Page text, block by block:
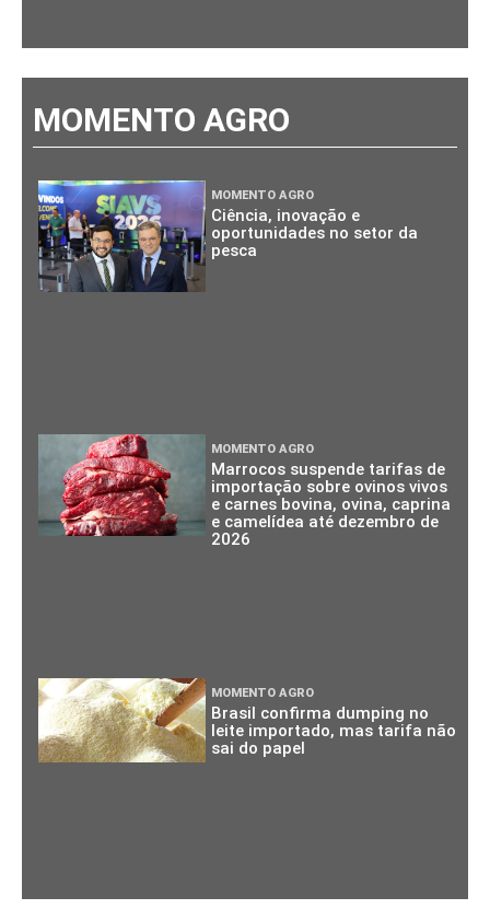
MOMENTO AGRO
MOMENTO AGRO
Ciência, inovação e
oportunidades no setor da
pesca
MOMENTO AGRO
Marrocos suspende tarifas de
importação sobre ovinos vivos
e carnes bovina, ovina, caprina
e camelídea até dezembro de
2026
MOMENTO AGRO
Brasil confirma dumping no
leite importado, mas tarifa não
sai do papel